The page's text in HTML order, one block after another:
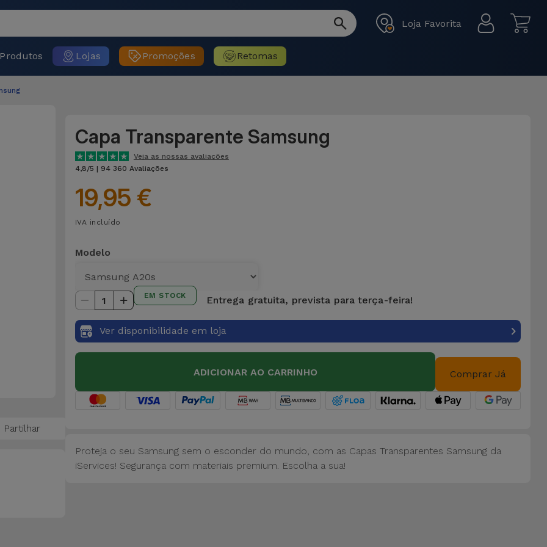
Loja Favorita
Produtos Lojas Promoções Retomas
Partilhar
Capa Transparente Samsung
Veja as nossas avaliações
4,8/5 | 94 360 Avaliações
19,95 €
IVA incluído
Modelo
1 EM STOCK Entrega gratuita, prevista para terça-feira!
Ver disponibilidade em loja
ADICIONAR AO CARRINHO Comprar Já
Proteja o seu Samsung sem o esconder do mundo, com as Capas Transparentes Samsung da
iServices! Segurança com materiais premium. Escolha a sua!